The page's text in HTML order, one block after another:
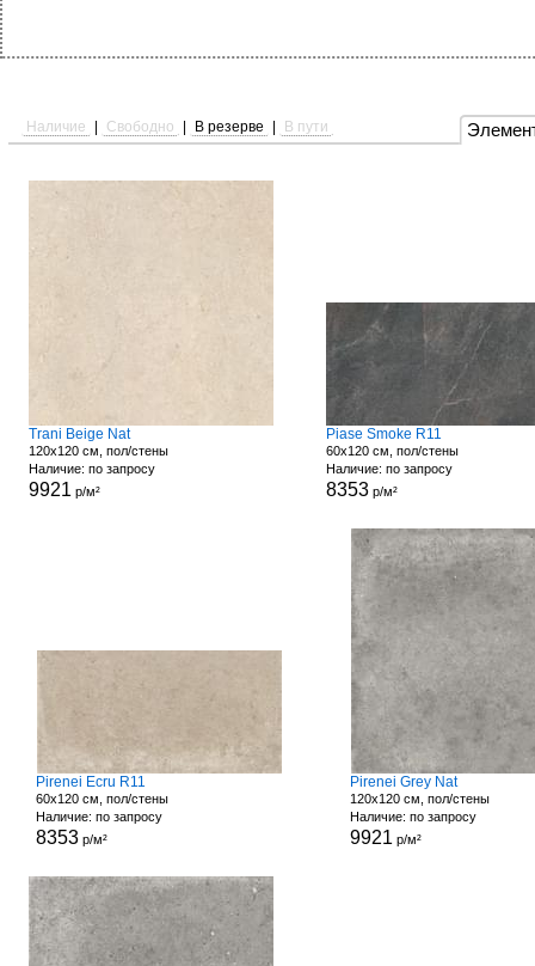
Наличие Свободно В резерве В пути
Trani Beige Nat
120x120 см, пол/стены
Наличие: по запросу
9921 р/м²
Piase Smoke R11
60x120 см, пол/стены
Наличие: по запросу
8353р/м²
Pirenei Ecru R11
60x120 см, пол/стены
Наличие: по запросу
8353 р/м²
Pirenei Grey Nat
120x120 см, пол/стены
Наличие: по запросу
9921 р/м²